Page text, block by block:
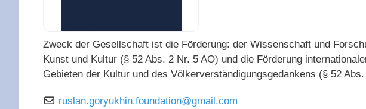
Zweck der Gesellschaft ist die Förderung: der Wissenschaft und
Kunst und Kultur (§ 52 Abs. 2 Nr. 5 AO) und die Förderung
Gebieten der Kultur und des Völkerverständigungsgedankens (§ 52
ruslan.goryukhin.foundation@gmail.com